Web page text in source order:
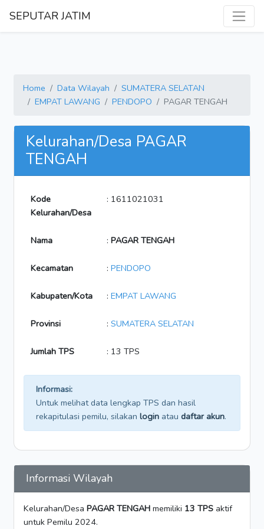
SEPUTAR JATIM
Home Data Wilayah
SUMATERA SELATAN
EMPAT LAWANG
PENDOPO PAGAR TENGAH
Kelurahan/Desa PAGAR
TENGAH
Kode
Kelurahan/Desa
: 1611021031
Nama : PAGAR TENGAH
Kecamatan : PENDOPO
Kabupaten/Kota : EMPAT LAWANG
Provinsi : SUMATERA SELATAN
Jumlah TPS : 13 TPS
Informasi:
Untuk melihat data lengkap TPS dan hasil
rekapitulasi pemilu, silakan login atau daftar akun.
Informasi Wilayah
Kelurahan/Desa PAGAR TENGAH memiliki 13 TPS aktif
untuk Pemilu 2024.